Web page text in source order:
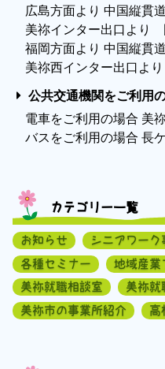
広島方面より 中国縦貫道
美祢インター出口より
福岡方面より 中国縦貫道
美祢西インター出口よ
公共交通機関をご利用
電車をご利用の場合 美
バスをご利用の場合 長
カテゴリー一覧
お知らせ シニアワーク
各種セミナー
地域産業
美祢就職相談室
美祢就
美祢市の事業所紹介
高